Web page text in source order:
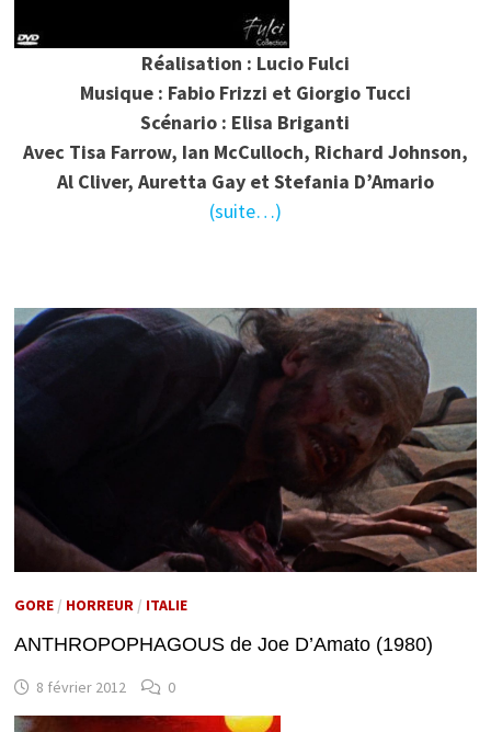
Réalisation : Lucio Fulci
Musique : Fabio Frizzi et Giorgio Tucci
Scénario : Elisa Briganti
Avec Tisa Farrow, Ian McCulloch, Richard Johnson,
Al Cliver, Auretta Gay et Stefania D’Amario
(suite…)
GORE/ HORREUR/ ITALIE
ANTHROPOPHAGOUS de Joe D’Amato (1980)
8 février 2012 0